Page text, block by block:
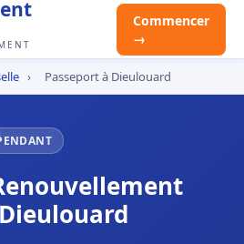
Commencer
→
› Passeport à Dieulouard